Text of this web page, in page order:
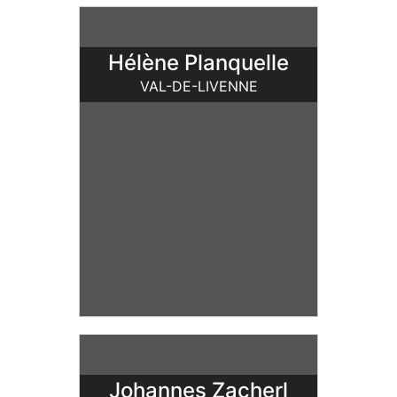
Hélène Planquelle
VAL-DE-LIVENNE
Johannes Zacherl